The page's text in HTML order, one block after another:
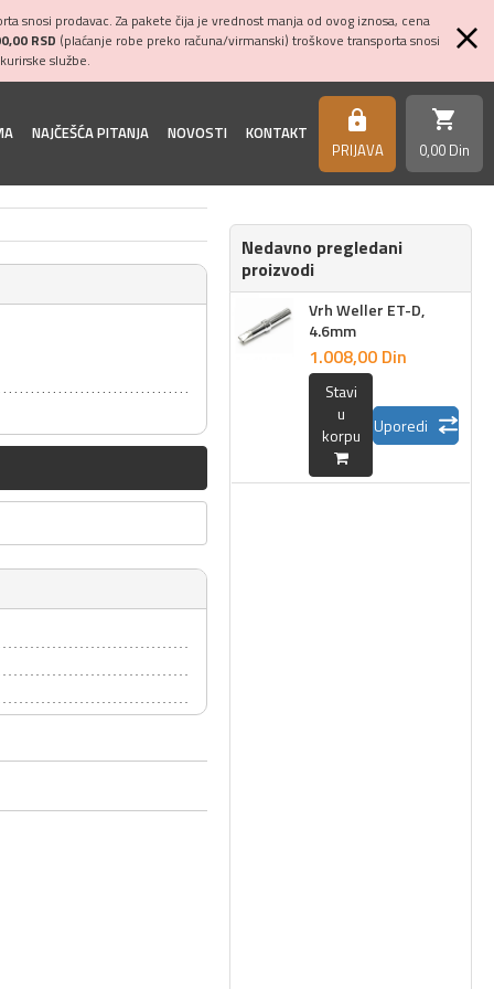
snosi prodavac. Za pakete čija je vrednost manja od ovog iznosa, cena
RSD (plaćanje robe preko računa/virmanski) troškove transporta snosi
službe.
NAJČEŠĆA PITANJA NOVOSTI KONTAKT https
PRIJAVA
shopping_cart
0,00 Din
Nedavno pregledani
proizvodi
Vrh Weller ET-D,
4.6mm
1.008,00 Din
Stavi
u
korpu
Uporedi